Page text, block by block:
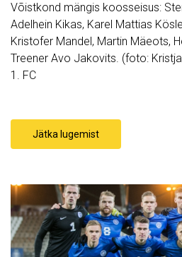
Võistkond mängis koosseisus:
Adelhein Kikas, Karel Mattias
Kristofer Mandel, Martin Mäeots,
Treener Avo Jakovits. (foto:
1. FC
Jätka lugemist